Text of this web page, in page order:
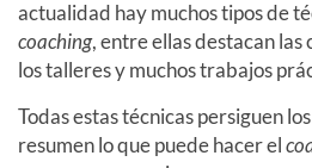
actualidad hay muchos tipos de
coaching, entre ellas destacan
los talleres y muchos trabajos
Todas estas técnicas persiguen
resumen lo que puede hacer el